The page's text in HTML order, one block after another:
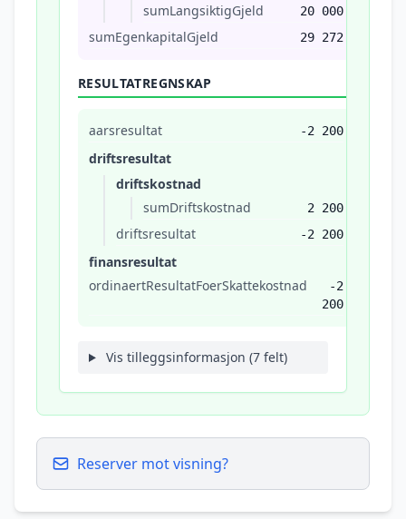
sumLangsiktigGjeld
20 000
sumEgenkapitalGjeld 29 272
RESULTATREGNSKAP
aarsresultat -2 200
driftsresultat
driftskostnad
sumDriftskostnad
2 200
driftsresultat -2 200
finansresultat
ordinaertResultatFoerSkattekostnad
-2
200
Vis tilleggsinformasjon (7 felt)
Reserver mot visning?